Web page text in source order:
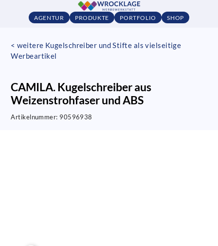
AGENTUR PRODUKTE PORTFOLIO SHOP
< weitere Kugelschreiber und Stifte als vielseitige
Werbeartikel
CAMILA. Kugelschreiber aus
Weizenstrohfaser und ABS
Artikelnummer: 90596938